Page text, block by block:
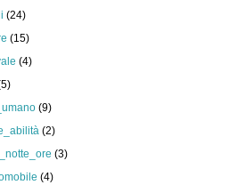
(24)
(15)
(4)
(9)
(2)
(3)
(4)